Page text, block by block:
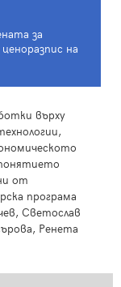
за
на
върху
от
програма
Светослав
Ренета